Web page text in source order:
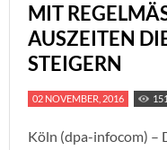
MIT
USZEITEN DIE
TEIGERN
02 NOVEMBER, 2016
Köln (dpa-infocom) –